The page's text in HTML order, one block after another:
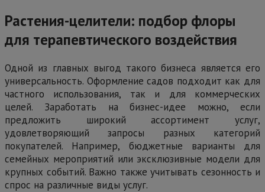
Растения-целители: подбор флоры
для терапевтического воздействия
Одной из главных выгод такого бизнеса является его
универсальность. Оформление садов подходит как для
частного использования, так и для коммерческих
целей. Заработать на бизнес-идее можно, если
предложить широкий ассортимент услуг,
удовлетворяющий запросы разных категорий
покупателей. Например, бюджетные варианты для
семейных мероприятий или эксклюзивные модели для
крупных событий. Важно также учитывать сезонность и
спрос на различные виды услуг.